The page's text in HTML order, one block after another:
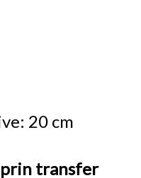
20 cm
prin transfer